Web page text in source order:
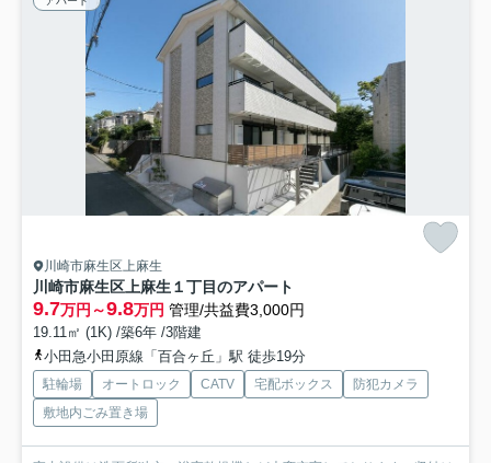
川崎市麻生区上麻生
川崎市麻生区上麻生１丁目のアパート
9.7万円～9.8万円 管理/共益費3,000円
19.11㎡ (1K) /築6年 /3階建
小田急小田原線「百合ヶ丘」駅 徒歩19分
駐輪場 オートロック CATV 宅配ボックス
防犯カメラ
敷地内ごみ置き場